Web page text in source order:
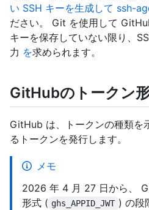
い SSH キーを生成して ssh-
ださい。 Git を使用して
キーを保存していない限り、
力 を求められます。
GitHubのトークン
GitHub は、トークンの種類を
るトークンを発行します。
メモ
2026 年 4 月 27 日から、
形式 ( ghs_APPID_JWT ) の段